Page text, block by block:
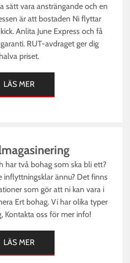
sätt vara ansträngande och en
är att bostaden Ni flyttar
Anlita June Express och få
RUT-avdraget ger dig
halva priset.
LÄS MER
har två bohag som ska bli ett?
inflyttningsklar ännu? Det finns
som gör att ni kan vara i
Ert bohag. Vi har olika typer
Kontakta oss för mer info!
LÄS MER